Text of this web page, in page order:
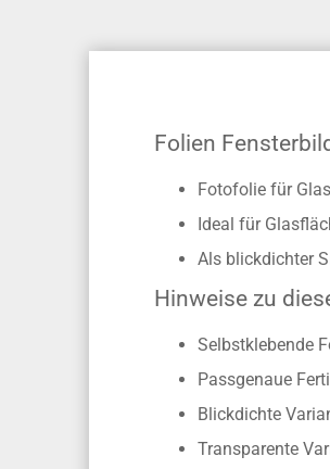
Folien
Fotofolie für
Ideal für
Als blickdichter
Hinweise zu
Selbstklebende
Passgenaue
Blickdichte
Transparente